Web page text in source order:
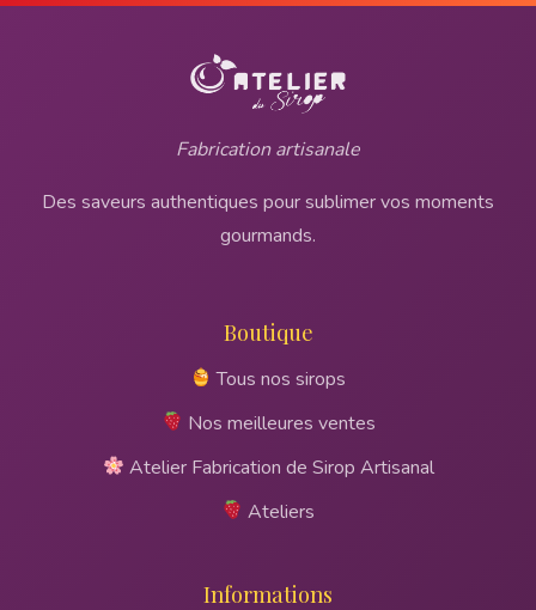
Fabrication artisanale
Des saveurs authentiques pour sublimer vos moments
gourmands.
Boutique
Tous nos sirops
Nos meilleures ventes
Atelier Fabrication de Sirop Artisanal
Ateliers
Informations